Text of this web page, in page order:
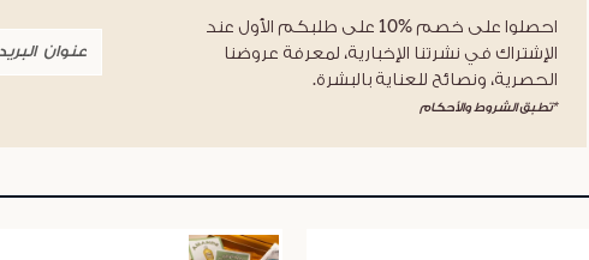
احصلوا على خصم %10 على طلبكم الأول عند
الإشتراك في نشرتنا الإخبارية، لمعرفة عروضنا
الحصرية، ونصائح للعناية بالبشرة.
*تطبق الشروط والأحكام